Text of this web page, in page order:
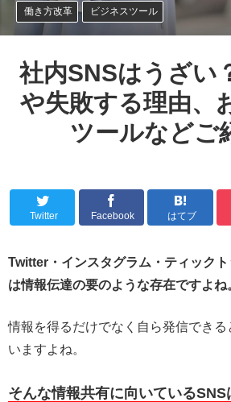
働き方改革 ビジネスツール
社内SNSはうざい
や失敗する理由、
ツールなどご
Twitter Facebook はてブ
Twitter・インスタグラム・ティック
は情報伝達の要のような存在ですよね
情報を得るだけでなく自ら発信できる
いますよね。
そんな情報共有に向いている